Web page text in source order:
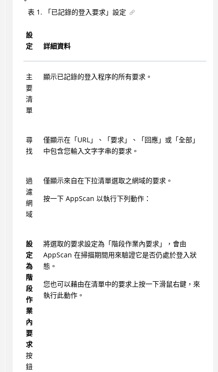
表 1 . 「已記錄的登入要求」設定
設
定
詳細資料
主
要
清
單
顯示已記錄的登入程序的所有要求。
尋
找
僅顯示在「URL」、「要求」、「回應」或「全部」
中包含您輸入文字字串的要求。
過
濾
網
域
僅顯示來自在下拉清單選取之網域的要求。
按一下 AppScan 以執行下列動作：
設
定
為
階
段
作
業
內
要
求
按
鈕
將選取的要求設定為「階段作業內要求」，會由
AppScan 在掃描期間用來驗證它是否仍處於登入狀
態。
您也可以藉由在清單中的要求上按一下滑鼠右鍵，來
執行此動作。